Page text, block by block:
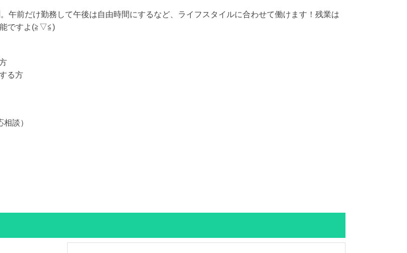
午前だけ勤務して午後は自由時間にするなど、ライフスタイルに合わせて働けます！残業は
能ですよ(≧▽≦)
る方
談）